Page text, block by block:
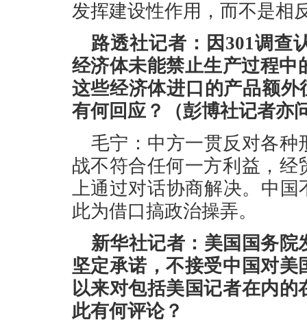
发挥建设性作用，而不是相
路透社记者：因301调查
经济体未能禁止生产过程中
这些经济体进口的产品额外
有何回应？（彭博社记者亦
毛宁：中方一贯反对各
战不符合任何一方利益，
上通过对话协商解决。中国
此为借口搞政治操弄。
新华社记者：美国国务
坚定承诺，不接受中国对
以来对包括美国记者在内
此有何评论？